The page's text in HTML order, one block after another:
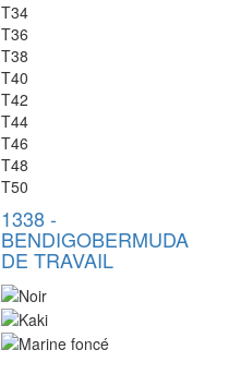
T34
T36
T38
T40
T42
T44
T46
T48
T50
1338-
BENDIGOBERMUDA
DE TRAVAIL